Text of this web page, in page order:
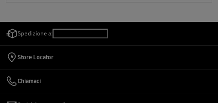
Spedizione a:
Store Locator
Chiamaci